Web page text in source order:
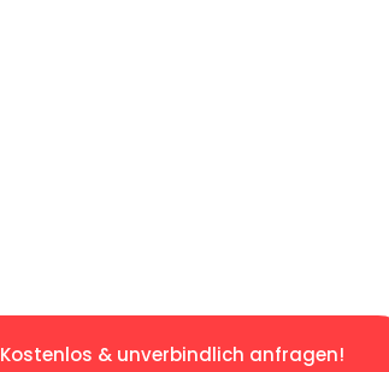
Kostenlos & unverbindlich anfragen!